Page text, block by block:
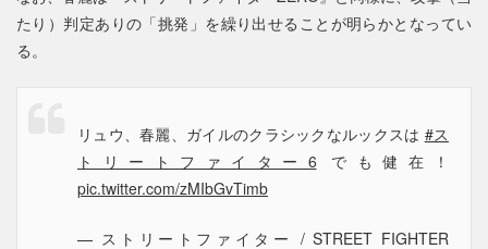
たり）判定ありの「挑発」を繰り出せることが明らかとなってい
る。
リュウ、春麗、ガイルのクラシックなルックスは #ス
トリートファイター6 でも健在！
pic.twitter.com/zMIbGvTimb
— ストリートファイター / STREET FIGHTER